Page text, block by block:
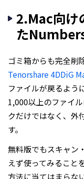
2.Mac向け
た
ゴミ箱からも完全削
Tenorshare 4DDiG
ファイルが戻るよう
1,000以上のファイ
クだけではなく、外
す。
無料版でもスキャン
えず使ってみること